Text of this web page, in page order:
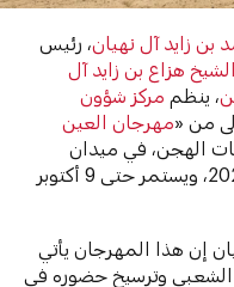
زايد آل نهيان، رئيس
هزاع بن زايد آل
، ينظم مركز شؤون
من «مهرجان العين
الهجن، في ميدان
في 4 يوليو 2025، ويستمر حتى 9 أكتوبر
إن هذا المهرجان يأتي
وترسيخ حضوره في